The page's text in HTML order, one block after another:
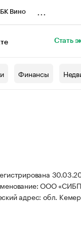
Вино
Стать
Финансы
ООО
адрес: обл.